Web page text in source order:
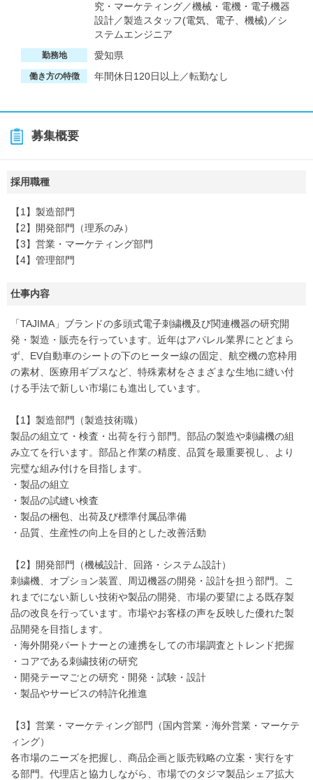
究・マーケティング／機械・電機・電子機器
設計／製造スタッフ(電気、電子、機械)／シ
ステムエンジニア
勤務地 愛知県
働き方の特徴 年間休日120日以上／転勤なし
募集概要
採用職種
【1】製造部門
【2】開発部門（理系のみ）
【3】営業・マーケティング部門
【4】管理部門
仕事内容
「TAJIMA」ブランドの多頭式電子刺繍機及び関連機器の研究開
発・製造・販売を行っています。近年はアパレル業界にとどまら
ず、EV自動車のシートの下のヒーター線の固定、航空機の窓枠用
の素材、医療用ギプスなど、特殊素材をさまざまな生地に縫い付
ける手法で新しい市場にも進出しています。
【1】製造部門（製造技術職）
製品の組立て・検査・出荷を行う部門。部品の製造や刺繍機の組
み立てを行います。部品と作業の精度、品質を最重要視し、より
完璧な組み付けを目指します。
・製品の組立
・製品の試縫い検査
・製品の梱包、出荷及び標準付属品準備
・品質、生産性の向上を目的とした改善活動
【2】開発部門（機械設計、回路・システム設計）
刺繍機、オプション装置、周辺機器の開発・設計を担う部門。こ
れまでにない新しい技術や製品の開発、市場の要望による既存製
品の改良を行っています。市場やお客様の声を反映した優れた製
品開発を目指します。
・海外開発パートナーとの連携をしての市場調査とトレンド把握
・コアである刺繍技術の研究
・開発テーマごとの研究・開発・試験・設計
・製品やサービスの特許化推進
【3】営業・マーケティング部門（国内営業・海外営業・マーケテ
ィング）
各市場のニーズを把握し、商品企画と販売戦略の立案・実行をす
る部門。代理店と協力しながら、市場でのタジマ製品シェア拡大